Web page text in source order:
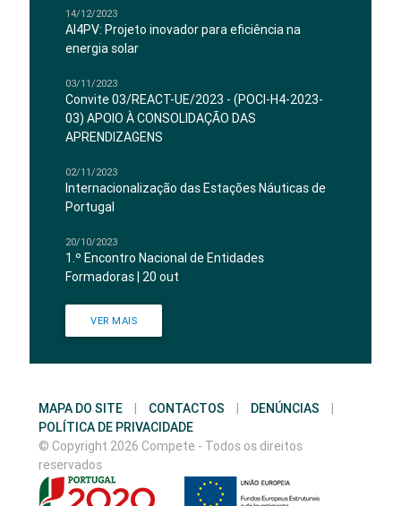
14/12/2023
AI4PV: Projeto inovador para eficiência na
energia solar
03/11/2023
Convite 03/REACT-UE/2023 - (POCI-H4-2023-
03) APOIO À CONSOLIDAÇÃO DAS
APRENDIZAGENS
02/11/2023
Internacionalização das Estações Náuticas de
Portugal
20/10/2023
1.º Encontro Nacional de Entidades
Formadoras | 20 out
VER MAIS
MAPA DO SITE CONTACTOS DENÚNCIAS
POLÍTICA DE PRIVACIDADE
© Copyright 2026 Compete - Todos os direitos
reservados